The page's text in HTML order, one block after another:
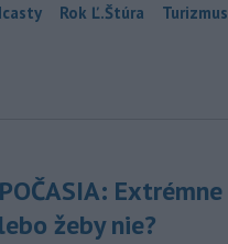
Rok Ľ.Štúra Turizmus
Extrémne
žeby nie?